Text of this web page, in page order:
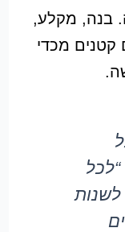
בנה, מקלע,
קטנים מכדי
“לכל